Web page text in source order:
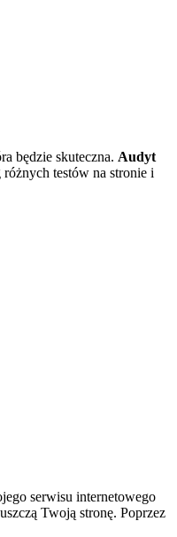
będzie⁤ skuteczna. Audyt
testów ‍na stronie i
serwisu internetowego
Twoją stronę. Poprzez